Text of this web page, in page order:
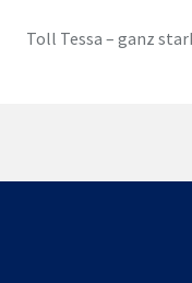
Toll Tessa – ganz